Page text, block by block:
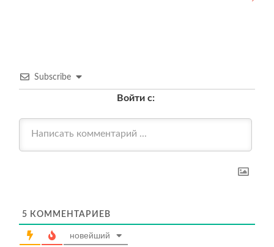
Subscribe
Войти с:
5 КОММЕНТАРИЕВ
новейший